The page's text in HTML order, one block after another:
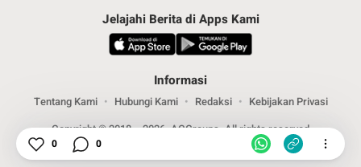
Jelajahi Berita di Apps Kami
Informasi
Tentang Kami Hubungi Kami Redaksi
Kebijakan Privasi
Copyright © 2018 – 2026. ACGroups. All rights reserved
0 0